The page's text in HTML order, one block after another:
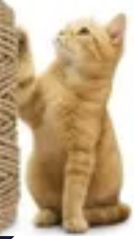
Évaluation de ProjetÉcologie et